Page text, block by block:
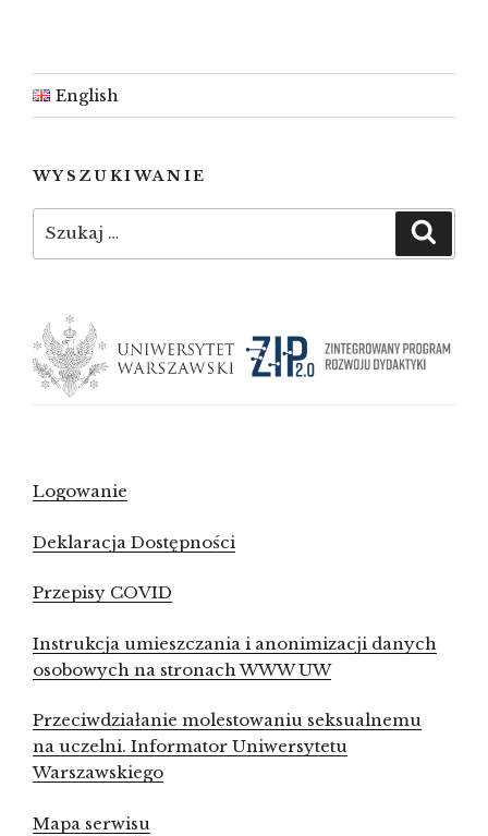
English
WYSZUKIWANIE
Szukaj:
Logowanie
Deklaracja Dostępności
Przepisy COVID
Instrukcja umieszczania i anonimizacji danych
osobowych na stronach WWW UW
Przeciwdziałanie molestowaniu seksualnemu
na uczelni. Informator Uniwersytetu
Warszawskiego
Mapa serwisu